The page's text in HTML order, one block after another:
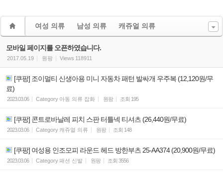
여성 의류 남성 의류 캐쥬얼 의류
모바일 페이지를 오픈하였습니다.
2017.05.19 원팡 Views 118911
[쿠팡] 조이멀티 신생아용 미니 자동차 패턴 발싸개 우주복 (12,120원/무
료)
2023.03.06 Category 아동 의류 잡화 원팡 조회 195
[쿠팡] 콘트로바날레 피치 스판 터틀넥 티셔츠 (26,440원/무료)
2023.03.06 Category 캐쥬얼 의류 원팡 조회 148
[쿠팡] 여성용 인조모피 라운드 헤드 방한부츠 25-AA374 (20,900원/무료)
2023.03.06 Category패션 신발 원팡 조회 3556